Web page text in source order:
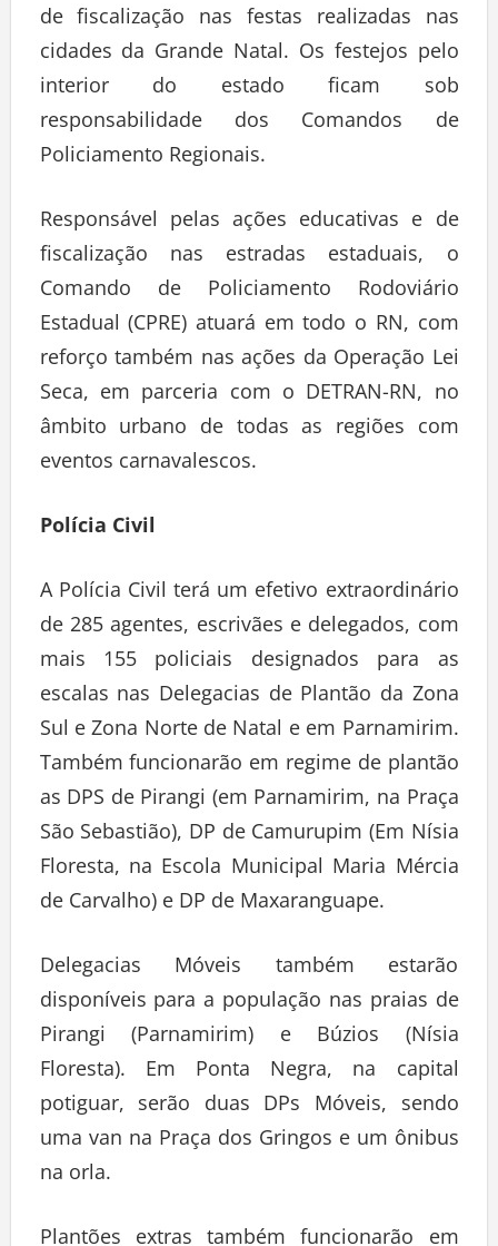
de fiscalização nas festas realizadas nas
cidades da Grande Natal. Os festejos pelo
interior do estado ficam sob
responsabilidade dos Comandos de
Policiamento Regionais.
Responsável pelas ações educativas e de
fiscalização nas estradas estaduais, o
Comando de Policiamento Rodoviário
Estadual (CPRE) atuará em todo o RN, com
reforço também nas ações da Operação Lei
Seca, em parceria com o DETRAN-RN, no
âmbito urbano de todas as regiões com
eventos carnavalescos.
Polícia Civil
A Polícia Civil terá um efetivo extraordinário
de 285 agentes, escrivães e delegados, com
mais 155 policiais designados para as
escalas nas Delegacias de Plantão da Zona
Sul e Zona Norte de Natal e em Parnamirim.
Também funcionarão em regime de plantão
as DPS de Pirangi (em Parnamirim, na Praça
São Sebastião), DP de Camurupim (Em Nísia
Floresta, na Escola Municipal Maria Mércia
de Carvalho) e DP de Maxaranguape.
Delegacias Móveis também estarão
disponíveis para a população nas praias de
Pirangi (Parnamirim) e Búzios (Nísia
Floresta). Em Ponta Negra, na capital
potiguar, serão duas DPs Móveis, sendo
uma van na Praça dos Gringos e um ônibus
na orla.
Plantões extras também funcionarão em